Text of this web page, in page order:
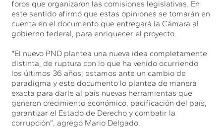
foros que organizaron las comisiones legislativas. En
este sentido afirmó que estas opiniones se tomarán en
cuenta en el documento que entregará la Cámara al
gobierno federal, para enriquecer el proyecto.
“El nuevo PND plantea una nueva idea completamente
distinta, de ruptura con lo que ha venido ocurriendo
los últimos 36 años; estamos ante un cambio de
paradigma y este documento lo plantea de manera
exacta para darle al país nuevas herramientas que
generen crecimiento económico, pacificación del país,
garantizar el Estado de Derecho y combatir la
corrupción”, agregó Mario Delgado.